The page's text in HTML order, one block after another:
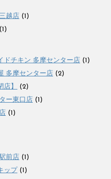
越店 (1)
(1)
ドチキン 多摩センター店 (1)
多摩センター店 (2)
】
(2)
ー東口店 (1)
(1)
前店 (1)
ップ (1)